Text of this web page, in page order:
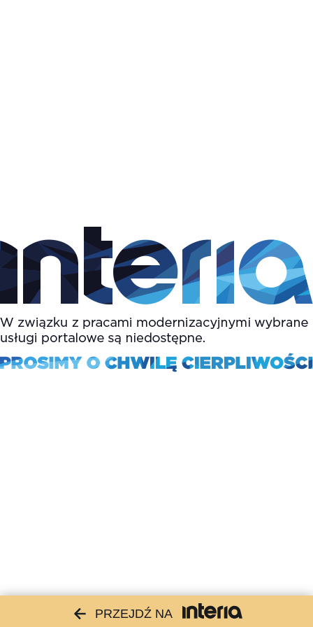
PRZEJDŹ NA